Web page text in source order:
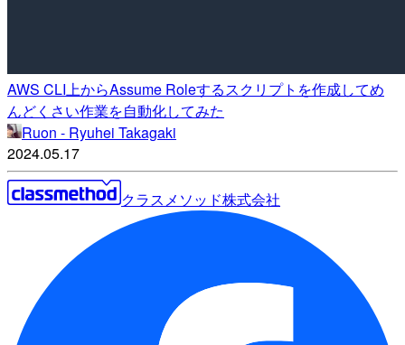
AWS CLI上からAssume Roleするスクリプトを作成してめ
んどくさい作業を自動化してみた
Ruon - Ryuhei Takagaki
2024.05.17
クラスメソッド株式会社